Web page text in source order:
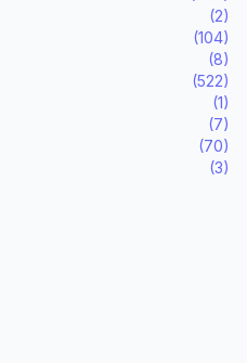
(2)
(104)
(8)
(522)
(1)
(7)
(70)
(3)